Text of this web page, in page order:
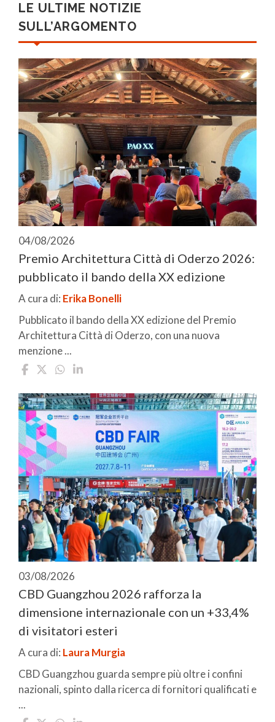
LE ULTIME NOTIZIE
SULL’ARGOMENTO
04/08/2026
Premio Architettura Città di Oderzo 2026:
pubblicato il bando della XX edizione
A cura di: Erika Bonelli
Pubblicato il bando della XX edizione del Premio
Architettura Città di Oderzo, con una nuova
menzione ...
03/08/2026
CBD Guangzhou 2026 rafforza la
dimensione internazionale con un +33,4%
di visitatori esteri
A cura di: Laura Murgia
CBD Guangzhou guarda sempre più oltre i confini
nazionali, spinto dalla ricerca di fornitori qualificati e
...